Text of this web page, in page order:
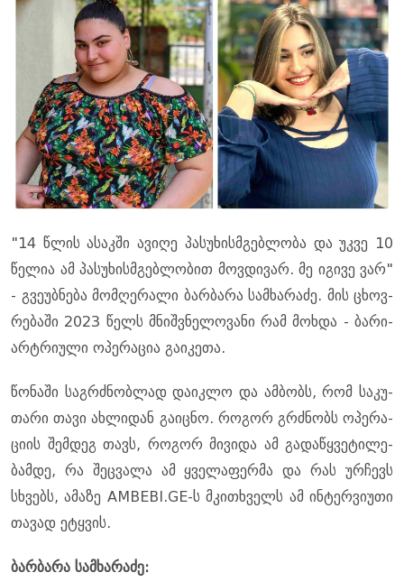
"14 წლის ასაკ­ში ავი­ღე პა­სუ­ხის­მგებ­ლო­ბა და უკვე 10
წე­ლია ამ პა­სუ­ხის­მგებ­ლო­ბით მოვ­დი­ვარ. მე იგი­ვე ვარ"
- გვე­უბ­ნე­ბა მომ­ღე­რა­ლი ბარ­ბა­რა სამ­ხა­რა­ძე. მის ცხოვ­
რე­ბა­ში 2023 წელს მნიშ­ვნე­ლო­ვა­ნი რამ მოხ­და - ბა­რი­
არ­ტრი­უ­ლი ოპე­რა­ცია გა­ი­კე­თა.
წო­ნა­ში საგ­რძნობ­ლად და­იკ­ლო და ამ­ბობს, რომ სა­კუ­
თა­რი თავი ახ­ლი­დან გა­იც­ნო. რო­გორ გრძნობს ოპე­რა­
ცი­ის შემ­დეგ თავს, რო­გორ მი­ვი­და ამ გა­და­წყვე­ტი­ლე­
ბამ­დე, რა შეც­ვა­ლა ამ ყვე­ლა­ფერ­მა და რას ურ­ჩევს
სხვებს, ამა­ზე AMBEBI.GE-ს მკი­თხველს ამ ინ­ტერ­ვი­უ­თი
თა­ვად ეტყვის.
ბარ­ბა­რა სამ­ხა­რა­ძე: